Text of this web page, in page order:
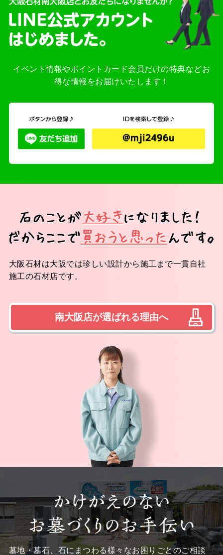
イベント情報やポイントカード会員だけの特典などお
得な情報をお届けいたします！
大阪石材は大阪では珍しい設計から施工まで一貫自社
施工の石材店です。
南大阪店が選ばれる理由へ
墓地・墓石、石にまつわる様々なお困りごとのご相談